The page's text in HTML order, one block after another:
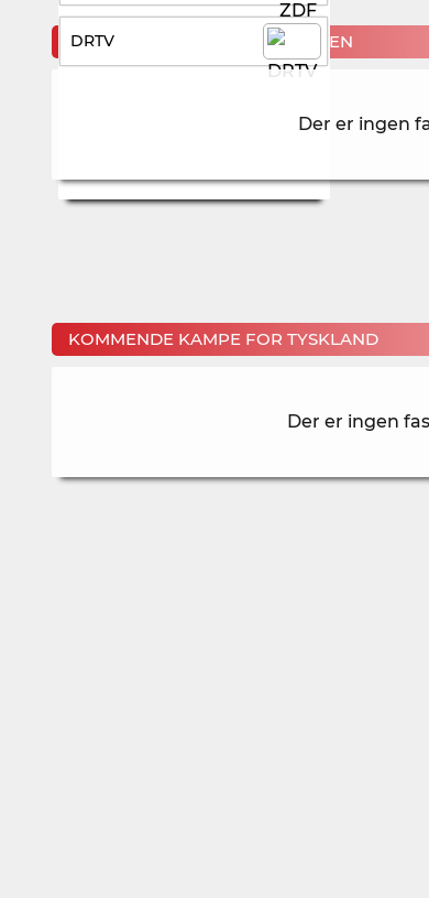
DRTV
KOMMENDE KAMPE FOR ITALIEN
Der er ingen
KOMMENDE KAMPE FOR TYSKLAND
Der er ingen